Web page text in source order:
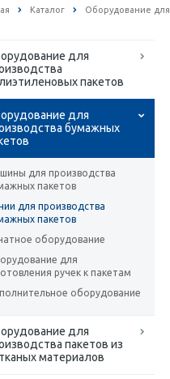
Каталог Оборудование
для
пакетов
для
бумажных
для производства
пакетов
для производства
пакетов
оборудование
для
ручек к пакетам
оборудование
для
пакетов из
материалов